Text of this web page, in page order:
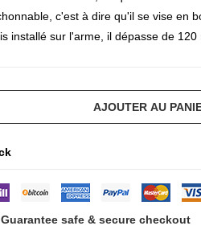
c'est à dire qu'il se vise en
installé sur l'arme, il dépasse de 120
AJOUTER AU
Guarantee safe & secure checkout